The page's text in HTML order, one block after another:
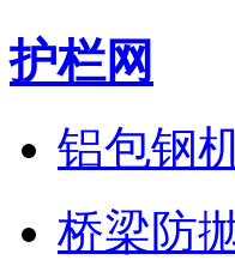
护栏网
铝包钢
桥梁防